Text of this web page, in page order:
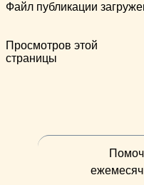
Файл публикации
Просмотров этой
страницы